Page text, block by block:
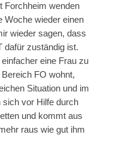
Forchheim wenden
Woche wieder einen
wieder sagen, dass
dafür zuständig ist.
eine Frau zu
FO wohnt,
Situation und im
sich vor Hilfe durch
und kommt aus
raus wie gut ihm